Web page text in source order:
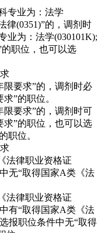
专业为：法学
律(0351)”的，调剂时
业为：法学(030101K);
的职位，也可以选
要求”的，调剂时必
”的职位。
要求”的，调剂时可
求”的职位，也可以选
职位。
律职业资格证
无“取得国家A类《法
律职业资格证
有“取得国家A类《法
报职位条件中无“取得